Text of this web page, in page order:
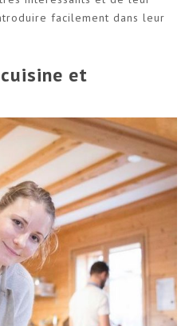
facilement dans leur
et